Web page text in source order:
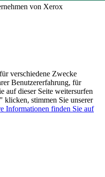
von Xerox
verschiedene Zwecke
Benutzererfahrung, für
auf dieser Seite weitersurfen
klicken, stimmen Sie unserer
Informationen finden Sie auf